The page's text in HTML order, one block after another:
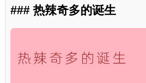
### 热辣奇多的诞生